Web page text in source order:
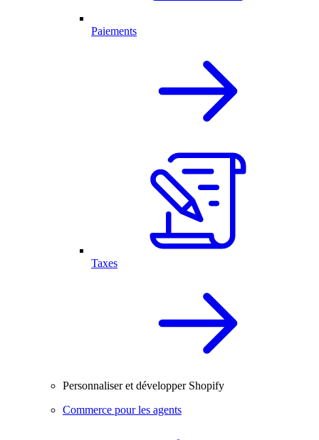
Paiements
Taxes
Personnaliser et développer Shopify
Commerce pour les agents